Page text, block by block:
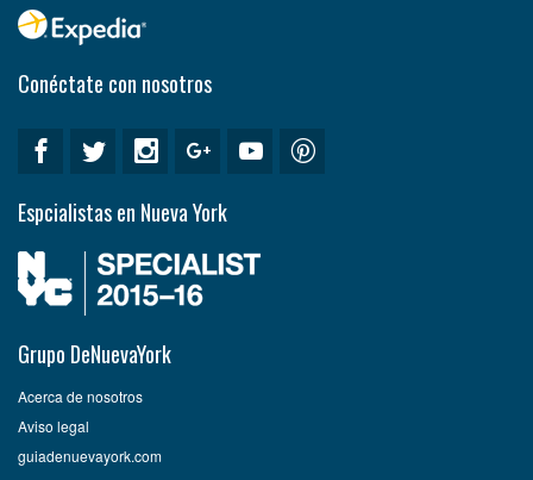
Conéctate con nosotros
Espcialistas en Nueva York
Grupo DeNuevaYork
Acerca de nosotros
Aviso legal
guiadenuevayork.com